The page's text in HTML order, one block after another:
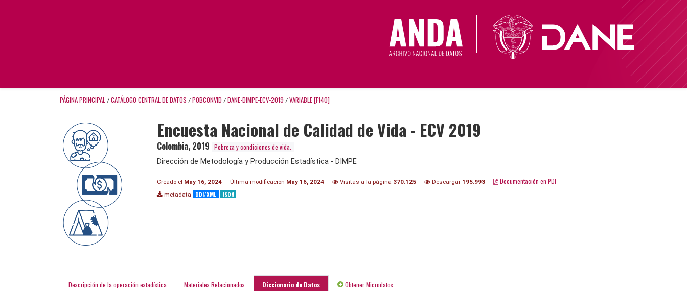
PÁGINA PRINCIPAL / CATÁLOGO CENTRAL DE DATOS / POBCONVID / DANE-DIMPE-ECV-2019 / VARIABLE [F140]
Encuesta Nacional de Calidad de Vida - ECV 2019
Colombia, 2019 Pobreza y condiciones de vida.
Dirección de Metodología y Producción Estadística - DIMPE
Creado el May 16, 2024 Última modificación May 16, 2024 Visitas a la página 370.125 Descargar 195.993 Documentación en PDF
metadata DDI/XML JSON
Descripción de la operación estadística Materiales Relacionados Diccionario de Datos Obtener Microdatos